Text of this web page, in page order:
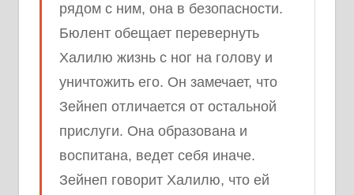
рядом с ним, она в безопасности.
Бюлент обещает перевернуть
Халилю жизнь с ног на голову и
уничтожить его. Он замечает, что
Зейнеп отличается от остальной
прислуги. Она образована и
воспитана, ведет себя иначе.
Зейнеп говорит Халилю, что ей